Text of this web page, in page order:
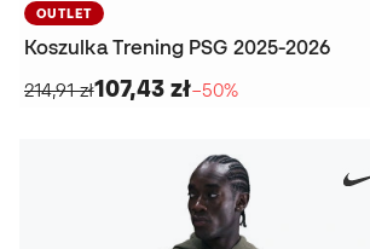
OUTLET
Koszulka Trening PSG 2025-2026
214,91 zł107,43 zł−50%